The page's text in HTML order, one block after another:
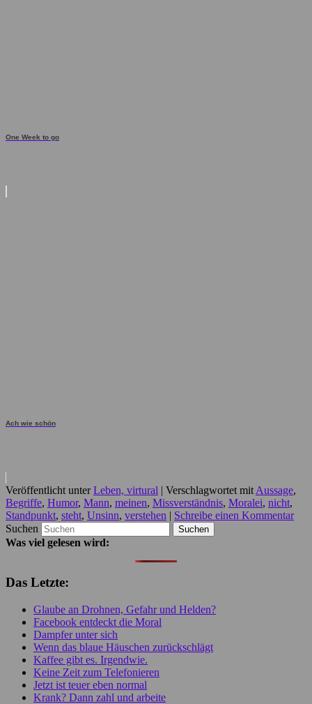
One Week to go
Ach wie schön
Veröffentlicht unter Leben, virtural | Verschlagwortet mit Aussage,
Begriffe, Humor, Mann, meinen, Missverständnis, Moralei, nicht,
Standpunkt, steht, Unsinn, verstehen | Schreibe einen Kommentar
Suchen
Was viel gelesen wird:
Das Letzte:
Glaube an Drohnen, Gefahr und Helden?
Facebook entdeckt die Moral
Dampfer unter sich
Wenn das blaue Häuschen zurückschlägt
Kaffee gibt es. Irgendwie.
Keine Zeit zum Telefonieren
Jetzt ist teuer eben normal
Krank? Dann zahl und arbeite